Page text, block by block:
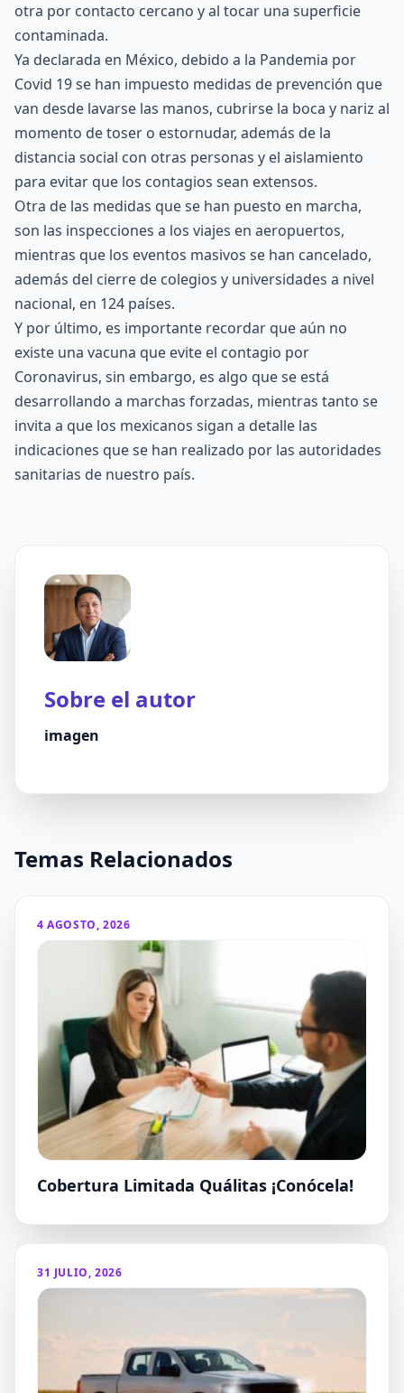
otra por contacto cercano y al tocar una superficie
contaminada.
Ya declarada en México, debido a la Pandemia por
Covid 19 se han impuesto medidas de prevención que
van desde lavarse las manos, cubrirse la boca y nariz al
momento de toser o estornudar, además de la
distancia social con otras personas y el aislamiento
para evitar que los contagios sean extensos.
Otra de las medidas que se han puesto en marcha,
son las inspecciones a los viajes en aeropuertos,
mientras que los eventos masivos se han cancelado,
además del cierre de colegios y universidades a nivel
nacional, en 124 países.
Y por último, es importante recordar que aún no
existe una vacuna que evite el contagio por
Coronavirus, sin embargo, es algo que se está
desarrollando a marchas forzadas, mientras tanto se
invita a que los mexicanos sigan a detalle las
indicaciones que se han realizado por las autoridades
sanitarias de nuestro país.
Sobre el autor
imagen
Temas Relacionados
4 AGOSTO, 2026
Cobertura Limitada Quálitas ¡Conócela!
31 JULIO, 2026